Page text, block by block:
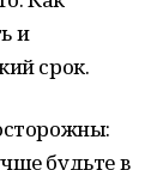
и
срок.
будьте в